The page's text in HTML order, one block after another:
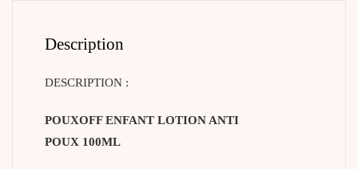
Description
DESCRIPTION :
POUXOFF ENFANT LOTION ANTI
POUX 100ML